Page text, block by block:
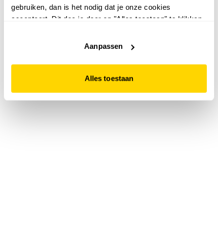
gebruiken, dan is het nodig dat je onze cookies
accepteert. Dit doe je door op "Alles toestaan" te klikken.
website niet optimaal functioneert.
Aanpassen
Alles toestaan